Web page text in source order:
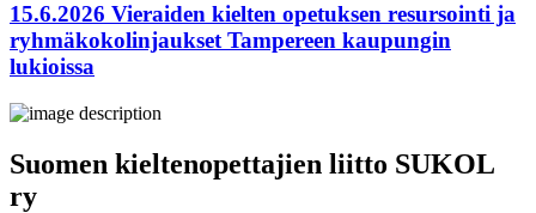
15.6.2026 Vieraiden kielten opetuksen resursointi ja
ryhmäkokolinjaukset Tampereen kaupungin
lukioissa
Suomen kieltenopettajien liitto SUKOL
ry